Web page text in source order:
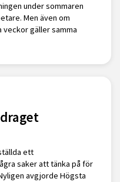
under sommaren
Men även om
veckor gäller samma
ett
saker att tänka på för
avgjorde Högsta